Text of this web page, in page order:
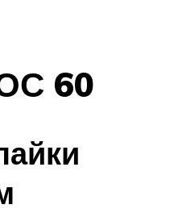
60